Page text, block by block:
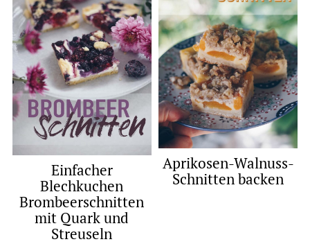
Einfacher
Blechkuchen
Brombeerschnitten
mit Quark und
Streuseln
Aprikosen-Walnuss-
Schnitten backen